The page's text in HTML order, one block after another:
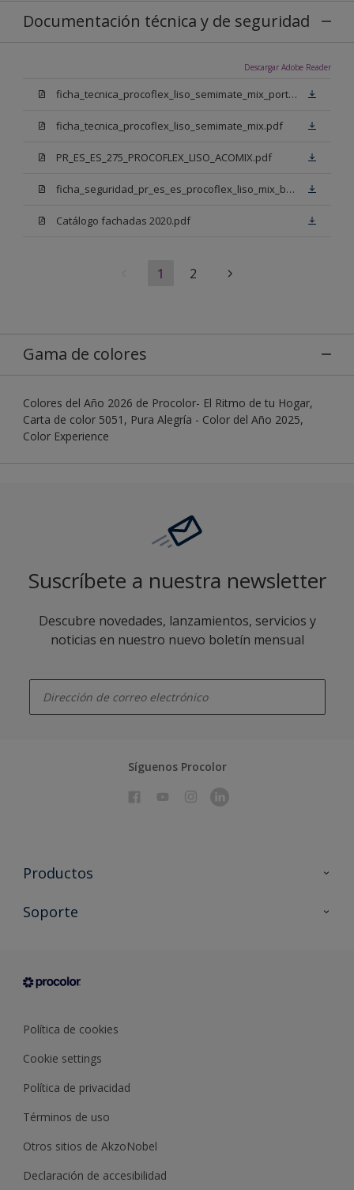
Documentación técnica y de seguridad
Descargar Adobe Reader
ficha_tecnica_procoflex_liso_semimate_mix_portugues.pdf
ficha_tecnica_procoflex_liso_semimate_mix.pdf
PR_ES_ES_275_PROCOFLEX_LISO_ACOMIX.pdf
ficha_seguridad_pr_es_es_procoflex_liso_mix_bb.pdf
Catálogo fachadas 2020.pdf
1 2
Gama de colores
Colores del Año 2026 de Procolor- El Ritmo de tu Hogar,
Carta de color 5051, Pura Alegría - Color del Año 2025,
Color Experience
Suscríbete a nuestra newsletter
Descubre novedades, lanzamientos, servicios y
noticias en nuestro nuevo boletín mensual
Síguenos Procolor
Productos
Todos los productos
Condiciones generales de venta
Soporte
Sobre Procolor
Política de cookies
Cookie settings
Política de privacidad
Términos de uso
Otros sitios de AkzoNobel
Declaración de accesibilidad